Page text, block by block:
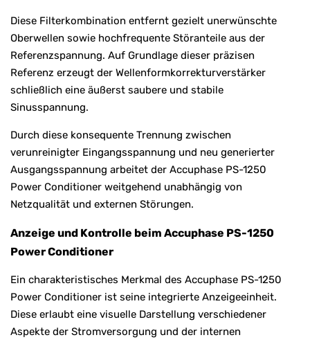
Diese Filterkombination entfernt gezielt unerwünschte
Oberwellen sowie hochfrequente Störanteile aus der
Referenzspannung. Auf Grundlage dieser präzisen
Referenz erzeugt der Wellenformkorrekturverstärker
schließlich eine äußerst saubere und stabile
Sinusspannung.
Durch diese konsequente Trennung zwischen
verunreinigter Eingangsspannung und neu generierter
Ausgangsspannung arbeitet der Accuphase PS-1250
Power Conditioner weitgehend unabhängig von
Netzqualität und externen Störungen.
Anzeige und Kontrolle beim Accuphase PS-1250
Power Conditioner
Ein charakteristisches Merkmal des Accuphase PS-1250
Power Conditioner ist seine integrierte Anzeigeeinheit.
Diese erlaubt eine visuelle Darstellung verschiedener
Aspekte der Stromversorgung und der internen